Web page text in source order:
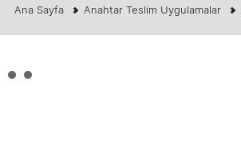
Ana Sayfa Anahtar Teslim Uygulamalar